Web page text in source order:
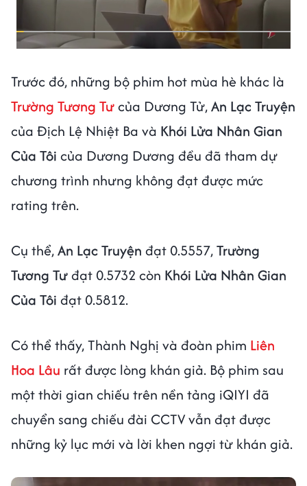
Trước đó, những bộ phim hot mùa hè khác là
Trường Tương Tưcủa Dương Tử,An Lạc Truyện
của Địch Lệ Nhiệt Ba và Khói Lửa Nhân Gian
Của Tôi của Dương Dương đều đã tham dự
chương trình nhưng không đạt được mức
rating trên.
Cụ thể,An Lạc Truyện đạt 0.5557,Trường
Tương Tưđạt 0.5732 còn Khói Lửa Nhân Gian
Của Tôi đạt 0.5812.
Có thể thấy, Thành Nghị và đoàn phim Liên
Hoa Lâu rất được lòng khán giả. Bộ phim sau
một thời gian chiếu trên nền tảng iQIYI đã
chuyển sang chiếu đài CCTV vẫn đạt được
những kỷ lục mới và lời khen ngợi từ khán giả.